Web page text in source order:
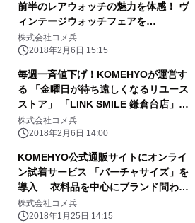
前半のレアウォッチの魅力を体感！ ヴ
ィンテージウォッチフェアを
KOMEHYO新宿店で2月10日～開催
株式会社コメ兵
2018年2月6日 15:15
毎週一斉値下げ！KOMEHYOが運営す
る 「金曜日が待ち遠しくなるリユース
ストア」 「LINK SMILE 鎌倉台店」2
月9日リニューアルOPEN
株式会社コメ兵
2018年2月6日 14:00
KOMEHYO公式通販サイトにオンライ
ン試着サービス 「バーチャサイズ」を
導入 衣料品を中心にブランド問わず
約1,500点に適用
株式会社コメ兵
2018年1月25日 14:15